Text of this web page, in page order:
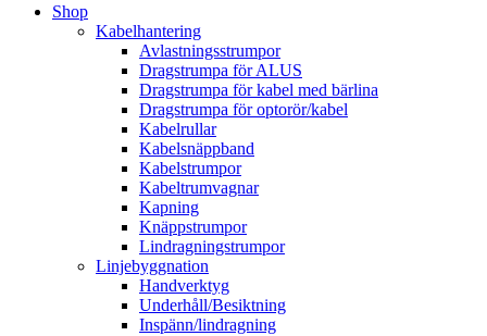
Shop
Kabelhantering
Avlastningsstrumpor
Dragstrumpa för ALUS
Dragstrumpa för kabel med bärlina
Dragstrumpa för optorör/kabel
Kabelrullar
Kabelsnäppband
Kabelstrumpor
Kabeltrumvagnar
Kapning
Knäppstrumpor
Lindragningstrumpor
Linjebyggnation
Handverktyg
Underhåll/Besiktning
Inspänn/lindragning